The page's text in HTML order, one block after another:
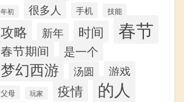
年初 很多人 手机 技能
攻略 新年 时间 春节
春节期间 是一个
梦幻西游 汤圆 游戏
父母 玩家 疫情 的人